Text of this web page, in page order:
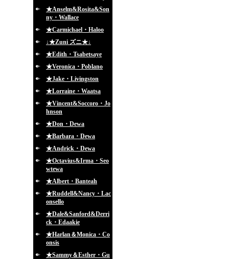
★Anselm&Rosita&Son
ny・Wallace
★Carmichael・Haloo
↓★Zuni ズニ★↓
★Edith・Tsabetsaye
★Veronica・Poblano
★Jake・Livingston
★Lorraine・Waatsa
★Vincent&Soccoro・Jo
hnson
★Don・Dewa
★Barbara・Dewa
★Andrick・Dewa
★Octavius&Irma・Seo
wtewa
★Albert・Banteah
★Ruddell&Nancy・Lac
onsello
★Dale&Sanford&Derri
ck・Edaakie
★Harlan＆Monica・Co
onsis
★Sammy＆Esther・Gu